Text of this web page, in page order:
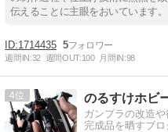
伝えることに主眼をおいています。
1714435 5
週間IN:32 週間OUT:100 月間IN:98
4 のるすけホビ
ガンプラの改造
完成品を晒すブロ